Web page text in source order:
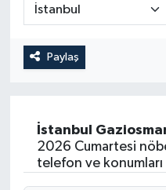
Paylaş
İstanbul
2026 Cumartesi
telefon ve konumları
Yönetim Kurulu
Yüksek İstişare